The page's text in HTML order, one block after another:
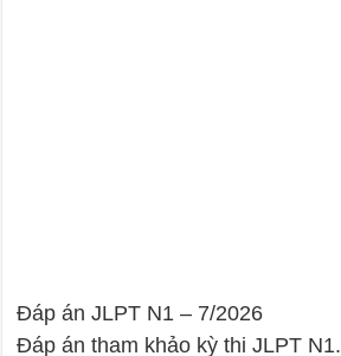
Đáp án JLPT N1 – 7/2026
Đáp án tham khảo kỳ thi JLPT N1.